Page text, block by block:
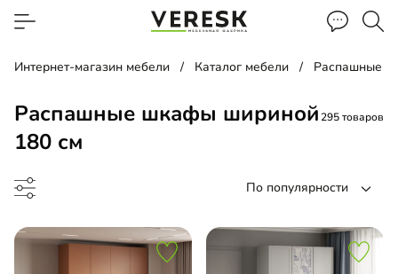
Интернет-магазин мебели Каталог мебели Распашные
Распашные шкафы шириной
180 см
295 товаров
По популярности